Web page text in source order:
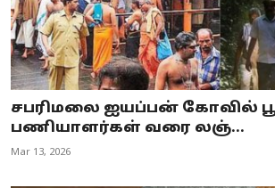
சபரிமலை ஐயப்பன் கோவில்
பணியாளர்கள் வரை லஞ்...
Mar 13, 2026